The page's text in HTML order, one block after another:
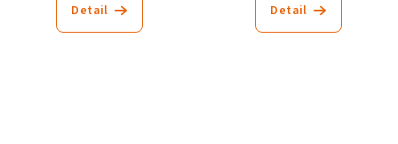
Detail Detail